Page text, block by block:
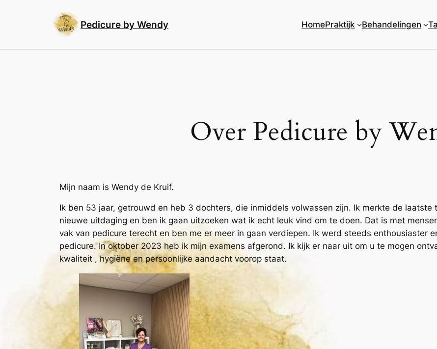
Pedicure by Wendy HomePraktijk Behandelingen
Over Pedicure by
Mijn naam is Wendy de Kruif.
Ik ben 53 jaar, getrouwd en heb 3 dochters, die inmiddels volwassen zijn. Ik merkte de
nieuwe uitdaging en ben ik gaan uitzoeken wat ik echt leuk vind om te doen. Dat is met
vak van pedicure terecht en ben me er meer in gaan verdiepen. Ik werd steeds enthousiaster
pedicure. In oktober 2023 heb ik mijn examens afgerond. Ik kijk er naar uit om u te mogen
kwaliteit , hygiëne en persoonlijke aandacht voorop staat.